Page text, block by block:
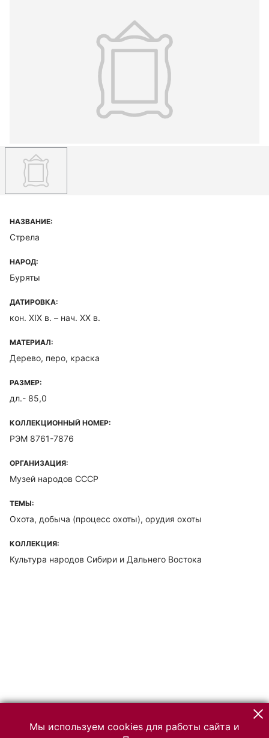
НАЗВАНИЕ:
Стрела
НАРОД:
Буряты
ДАТИРОВКА:
кон. XIX в. – нач. XX в.
МАТЕРИАЛ:
Дерево, перо, краска
РАЗМЕР:
дл.- 85,0
КОЛЛЕКЦИОННЫЙ НОМЕР:
РЭМ 8761-7876
ОРГАНИЗАЦИЯ:
Музей народов СССР
ТЕМЫ:
Охота, добыча (процесс охоты), орудия охоты
КОЛЛЕКЦИЯ:
Культура народов Сибири и Дальнего Востока
Мы используем cookies для работы сайта и